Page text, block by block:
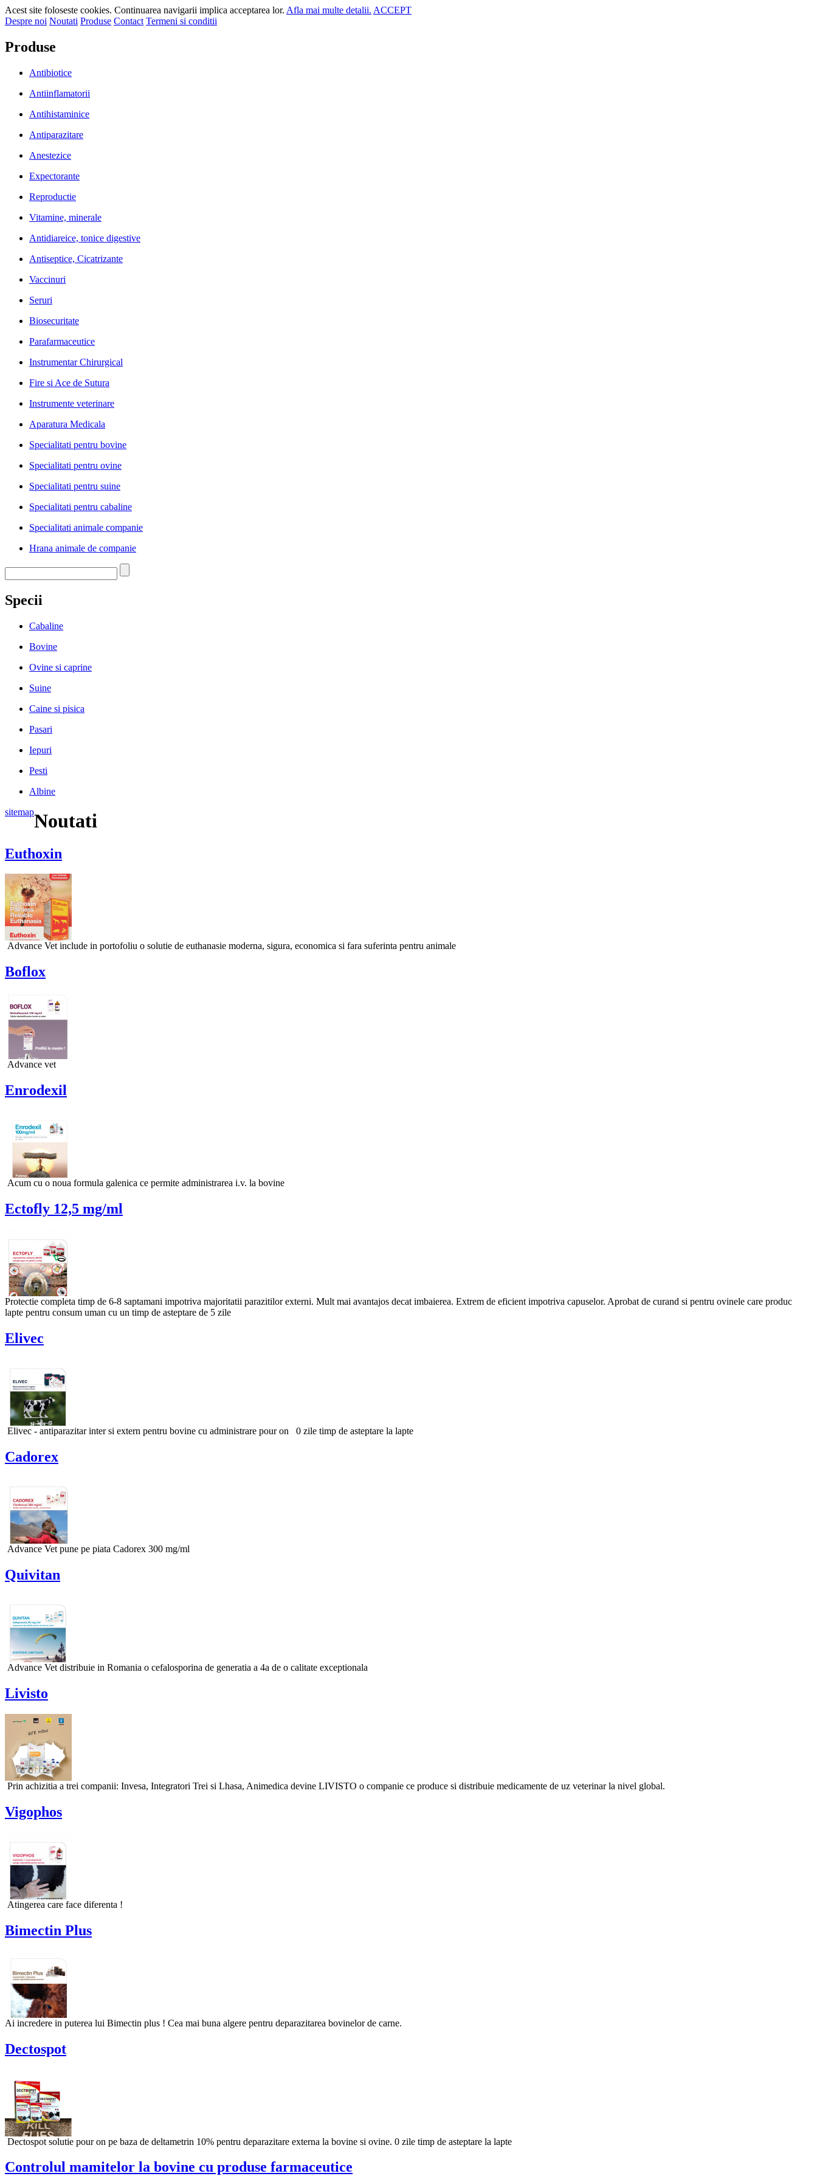
Acest site foloseste cookies. Continuarea navigarii implica acceptarea lor. Afla mai multe detalii. ACCEPT
Despre noi Noutati Produse Contact Termeni si conditii
Produse
Antibiotice
Antiinflamatorii
Antihistaminice
Antiparazitare
Anestezice
Expectorante
Reproductie
Vitamine, minerale
Antidiareice, tonice digestive
Antiseptice, Cicatrizante
Vaccinuri
Seruri
Biosecuritate
Parafarmaceutice
Instrumentar Chirurgical
Fire si Ace de Sutura
Instrumente veterinare
Aparatura Medicala
Specialitati pentru bovine
Specialitati pentru ovine
Specialitati pentru suine
Specialitati pentru cabaline
Specialitati animale companie
Hrana animale de companie
Specii
Cabaline
Bovine
Ovine si caprine
Suine
Caine si pisica
Pasari
Iepuri
Pesti
Albine
sitemapNoutati
Euthoxin
Advance Vet include in portofoliu o solutie de euthanasie moderna, sigura, economica si fara suferinta pentru animale
Boflox
Advance vet
Enrodexil
Acum cu o noua formula galenica ce permite administrarea i.v. la bovine
Ectofly 12,5 mg/ml
Protectie completa timp de 6-8 saptamani impotriva majoritatii parazitilor externi. Mult mai avantajos decat imbaierea. Extrem de eficient impotriva capuselor. Aprobat de curand si pentru ovinele care produc
lapte pentru consum uman cu un timp de asteptare de 5 zile
Elivec
Elivec - antiparazitar inter si extern pentru bovine cu administrare pour on 0 zile timp de asteptare la lapte
Cadorex
Advance Vet pune pe piata Cadorex 300 mg/ml
Quivitan
Advance Vet distribuie in Romania o cefalosporina de generatia a 4a de o calitate exceptionala
Livisto
Prin achizitia a trei companii: Invesa, Integratori Trei si Lhasa, Animedica devine LIVISTO o companie ce produce si distribuie medicamente de uz veterinar la nivel global.
Vigophos
Atingerea care face diferenta !
Bimectin Plus
Ai incredere in puterea lui Bimectin plus ! Cea mai buna algere pentru deparazitarea bovinelor de carne.
Dectospot
Dectospot solutie pour on pe baza de deltametrin 10% pentru deparazitare externa la bovine si ovine. 0 zile timp de asteptare la lapte
Controlul mamitelor la bovine cu produse farmaceutice